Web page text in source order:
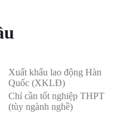
Xuất khẩu lao động Hàn
Quốc (XKLĐ)
Chỉ cần tốt nghiệp THPT
(tùy ngành nghề)